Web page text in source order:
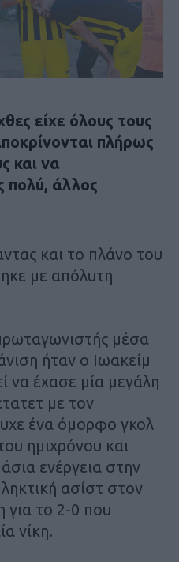
είχε όλους τους
πλήρως
και να
πολύ, άλλος
και το πλάνο του
με απόλυτη
μέσα
ήταν ο Ιωακείμ
να έχασε μία μεγάλη
με τον
ένα όμορφο γκολ
ημιχρόνου και
ενέργεια στην
ασίστ στον
για το 2-0 που
νίκη.